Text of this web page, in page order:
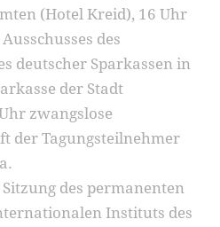
(Hotel Kreid), 16 Uhr
des
deutscher Sparkassen in
der Stadt
zwangslose
der Tagungsteilnehmer
des permanenten
Instituts des